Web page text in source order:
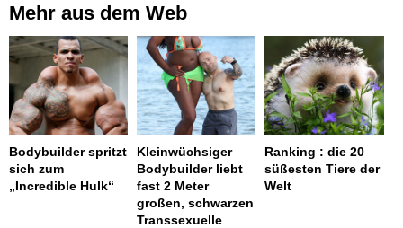
Mehr aus dem Web
Bodybuilder spritzt
sich zum
„Incredible Hulk“
Kleinwüchsiger
Bodybuilder liebt
fast 2 Meter
großen, schwarzen
Transsexuelle
Ranking : die 20
süßesten Tiere der
Welt